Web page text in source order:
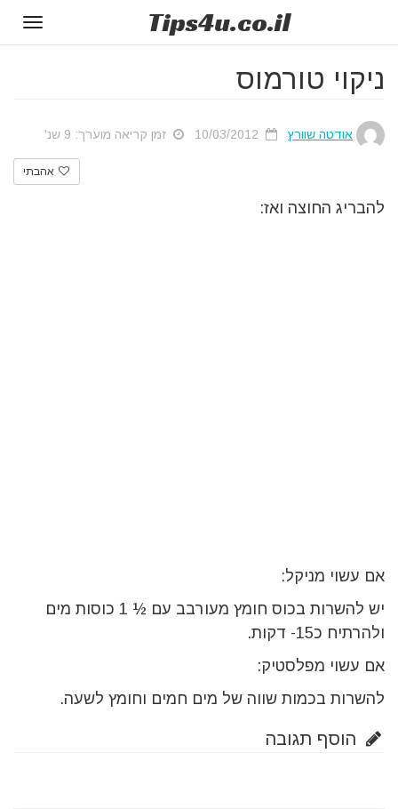
Tips4u.co.il
ניקוי טורמוס
אודטה שוורץ זמן קריאה מוערך: 9 שנ'
אהבתי
להבריג החוצה ואז:
אם עשוי מניקל:
יש להשרות בכוס חומץ מעורבב עם ½ 1 כוסות מים
ולהרתיח כ15- דקות.
אם עשוי מפלסטיק:
להשרות בכמות שווה של מים חמים וחומץ לשעה.
הוסף תגובה